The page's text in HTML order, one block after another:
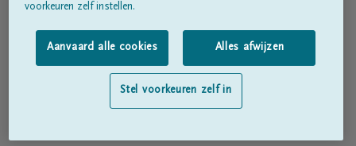
Gebruiksvoorwaarden
Privacyverklaring
Toegankelijkheidsverklaring
voorkeuren zelf instellen.
Aanvaard alle cookies Alles afwijzen
Stel voorkeuren zelf in